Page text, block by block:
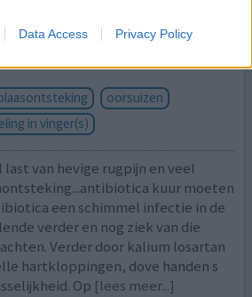
Data Access Privacy Policy
oorsuizen
in vinger(s)
last van hevige rugpijn en veel
kuur moeten
een schimmel infectie in de
verder en nog ziek van die
Verder door kalium losartan
hartkloppingen, dove handen s
Op [lees meer...]